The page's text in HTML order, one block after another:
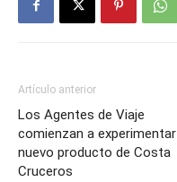
Artículo anterior
Los Agentes de Viaje
comienzan a
nuevo producto de Costa
Cruceros